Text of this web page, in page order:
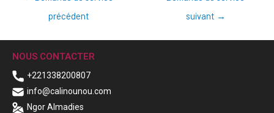
précédent
suivant →
NOUS CONTACTER
+221338200807
info@calinounou.com
Ngor Almadies